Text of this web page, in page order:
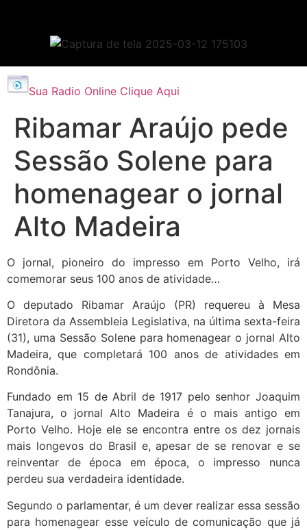
Sua Radio Online Clique Aqui
Ribamar Araújo pede
Sessão Solene para
homenagear o jornal
Alto Madeira
O jornal, pioneiro do impresso em Porto Velho, irá
comemorar seus 100 anos de atividade…
O deputado Ribamar Araújo (PR) requereu à Mesa
Diretora da Assembleia Legislativa, na última sexta-feira
(31), uma Sessão Solene para homenagear o jornal Alto
Madeira, que completará 100 anos de atividades em
Rondônia.
Fundado em 15 de Abril de 1917 pelo senhor Joaquim
Tanajura, o jornal Alto Madeira é o mais antigo em
Porto Velho. Hoje ele se encontra entre os dez jornais
mais longevos do Brasil e, apesar de se renovar e se
reinventar de época em época, o impresso nunca
perdeu sua verdadeira identidade.
Segundo o parlamentar, é um dever realizar essa sessão
para homenagear esse veículo de comunicação que já